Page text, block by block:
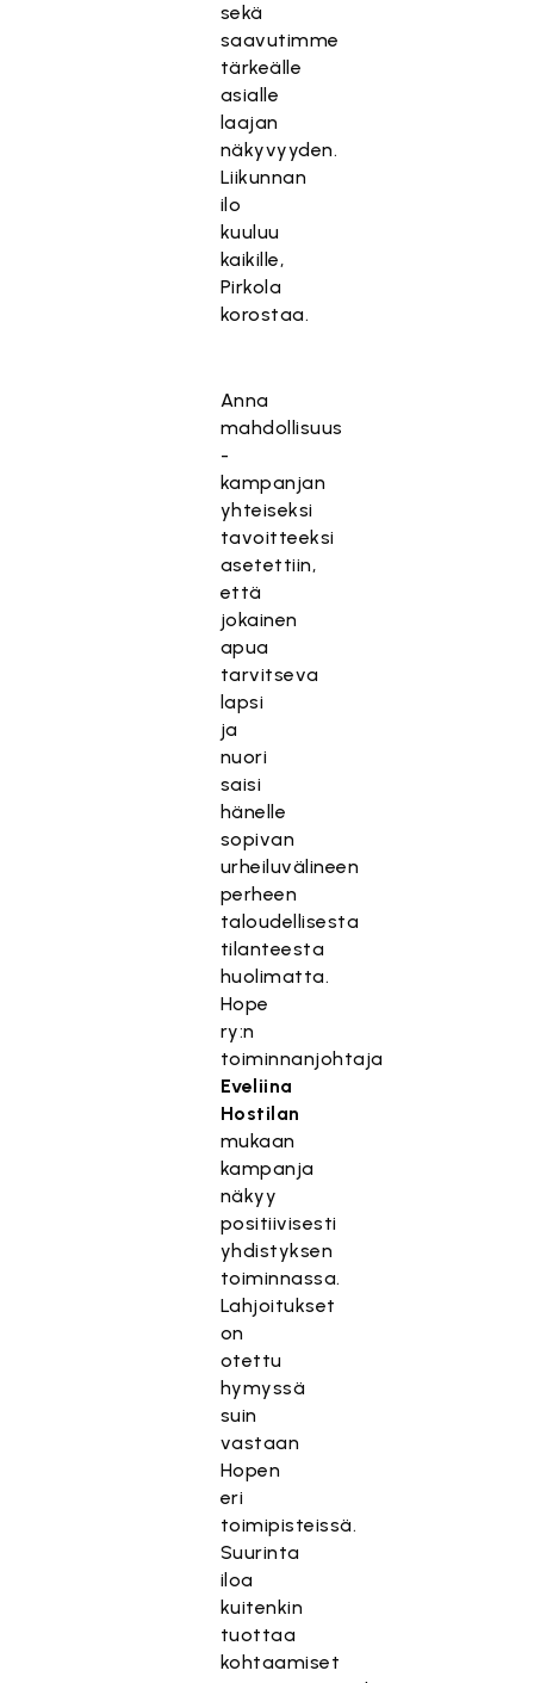
sekä
saavutimme
tärkeälle
asialle
laajan
näkyvyyden.
Liikunnan
ilo
kuuluu
kaikille,
Pirkola
korostaa.
Anna
mahdollisuus
-
kampanjan
yhteiseksi
tavoitteeksi
asetettiin,
että
jokainen
apua
tarvitseva
lapsi
ja
nuori
saisi
hänelle
sopivan
urheiluvälineen
perheen
taloudellisesta
tilanteesta
huolimatta.
Hope
ry:n
toiminnanjohtaja
Eveliina
Hostilan
mukaan
kampanja
näkyy
positiivisesti
yhdistyksen
toiminnassa.
Lahjoitukset
on
otettu
hymyssä
suin
vastaan
Hopen
eri
toimipisteissä.
Suurinta
iloa
kuitenkin
tuottaa
kohtaamiset